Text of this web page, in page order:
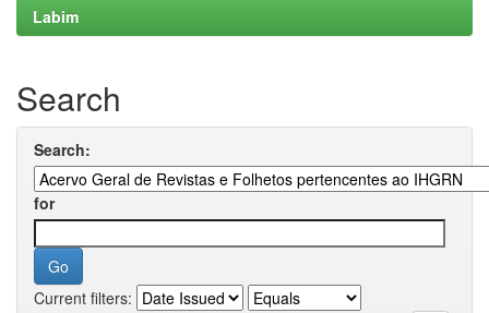
Labim
Search
Search:
for
Current filters: